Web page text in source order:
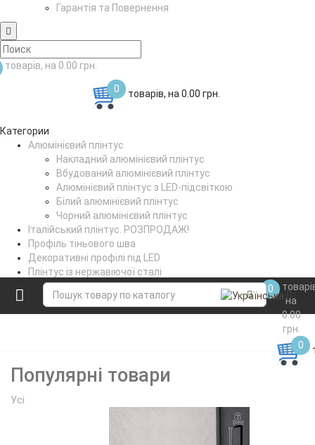
Гарантія та Повернення
товарів, на 0.00 грн.
0 товарів, на 0.00 грн.
Категории
Алюмінієвий плінтус
Накладний алюмінієвий плінтус
Вбудований алюмінієвий плінтус
Алюмінієвий плінтус з LED-підсвіткою
Білий алюмінієвий плінтус
Чорний алюмінієвий плінтус
Італійський плінтус. РОЗПРОДАЖ!
Профіль тіньового шва
Декоративні профілі під LED
Плінтус із нержавіючої сталі
Поріжки стикувальні
Коптильне вішало
0
на
0.00
грн.
0
Популярні товари
Усі